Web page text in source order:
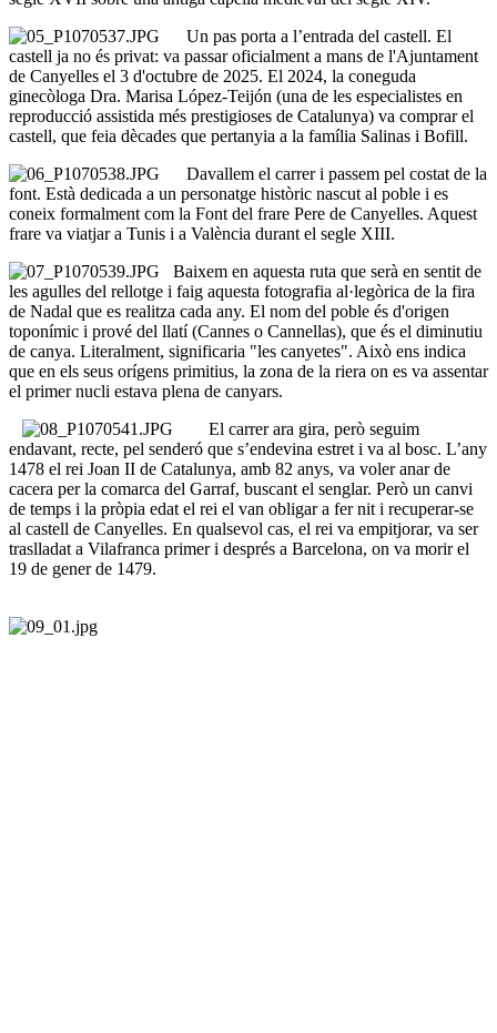
Un pas porta a l’entrada del castell. El
castell ja no és privat: va passar oficialment a mans de l'Ajuntament
de Canyelles el 3 d'octubre de 2025. El 2024, la coneguda
ginecòloga Dra. Marisa López-Teijón (una de les especialistes en
reproducció assistida més prestigioses de Catalunya) va comprar el
castell, que feia dècades que pertanyia a la família Salinas i Bofill.
Davallem el carrer i passem pel costat de la
font. Està dedicada a un personatge històric nascut al poble i es
coneix formalment com la Font del frare Pere de Canyelles. Aquest
frare va viatjar a Tunis i a València durant el segle XIII.
Baixem en aquesta ruta que serà en sentit de
les agulles del rellotge i faig aquesta fotografia al·legòrica de la fira
de Nadal que es realitza cada any. El nom del poble és d'origen
toponímic i prové del llatí (Cannes o Cannellas), que és el diminutiu
de canya. Literalment, significaria "les canyetes". Això ens indica
que en els seus orígens primitius, la zona de la riera on es va assentar
el primer nucli estava plena de canyars.
El carrer ara gira, però seguim
endavant, recte, pel senderó que s’endevina estret i va al bosc. L’any
1478 el rei Joan II de Catalunya, amb 82 anys, va voler anar de
cacera per la comarca del Garraf, buscant el senglar. Però un canvi
de temps i la pròpia edat el rei el van obligar a fer nit i recuperar-se
al castell de Canyelles. En qualsevol cas, el rei va empitjorar, va ser
traslladat a Vilafranca primer i després a Barcelona, on va morir el
19 de gener de 1479.